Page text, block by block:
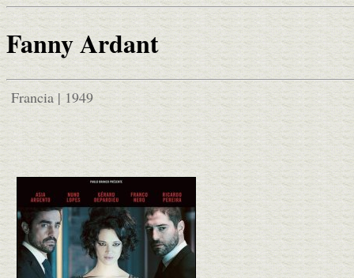
Fanny Ardant
Francia | 1949